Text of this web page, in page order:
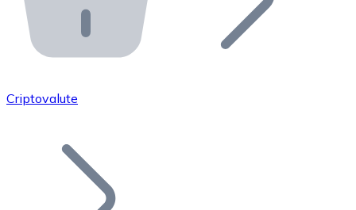
API Bitnovo
Integra la nostra API nel tuo ecosistema.
Unisciti alla nostra rete di rivenditori e
Aggiungi il token del tuo progetto al nostro servizio di
Criptovalute